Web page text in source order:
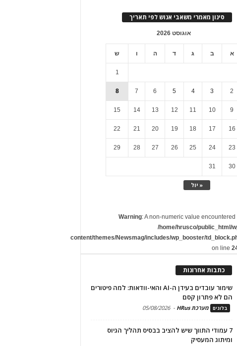
סינון מאמרי משאבי אנוש לפי תאריך
אוגוסט 2026
א ב ג ד ה ו ש
« יול
1
2
3
4
5
6
7
8
9
10
11
12
13
14
15
16
17
18
19
20
21
22
23
24
25
26
27
28
29
30
31
Warning: A non-numeric value encountered
/home/hrusco/public_html/
content/themes/Newsmag/includes/wp_booster/
on line
כתבות אחרונות
שימור עובדים בעידן ה-AI והאי-וודאות: למה פיטורים
הם לא פתרון קסם
בלוגים מערכת HRus -
05/08/2026
7 עמודי התווך שיש להציב בבסיס תהליך הגיוס
ומיתוג המעסיק